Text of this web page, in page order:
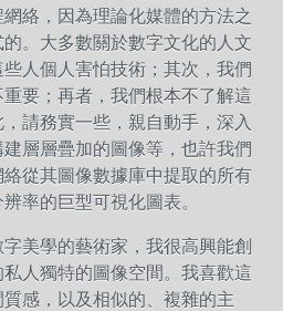
絡，因為理論化媒體的方法之
。大多數關於數字文化的人文
人個人害怕技術；其次，我們
要；再者，我們根本不了解這
請務實一些，親自動手，深入
層層疊加的圖像等，也許我們
從其圖像數據庫中提取的所有
率的巨型可視化圖表。
美學的藝術家，我很高興能創
人獨特的圖像空間。我喜歡這
感，以及相似的、複雜的主